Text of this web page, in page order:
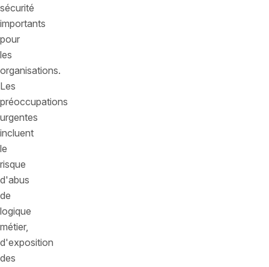
sécurité
importants
pour
les
organisations.
Les
préoccupations
urgentes
incluent
le
risque
d'abus
de
logique
métier,
d'exposition
des